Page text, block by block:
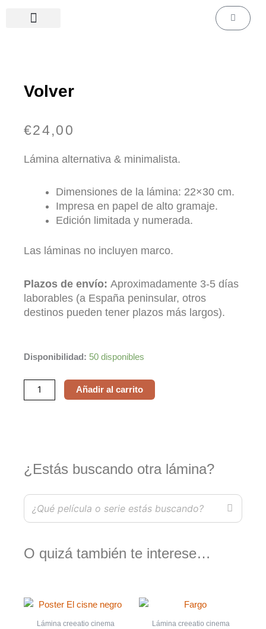
Carrito
Volver
€24,00
Lámina alternativa & minimalista.
Dimensiones de la lámina: 22×30 cm.
Impresa en papel de alto gramaje.
Edición limitada y numerada.
Las láminas no incluyen marco.
Plazos de envío: Aproximadamente 3-5 días
laborables (a España peninsular, otros
destinos pueden tener plazos más largos).
Disponibilidad: 50 disponibles
Volver
Añadir al carrito
¿Estás buscando otra lámina?
O quizá también te interese…
Lámina creeatio cinema Lámina creeatio cinema